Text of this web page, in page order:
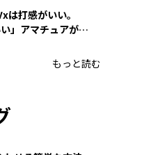
は打感がいい。
」アマチュアが選
もっと読む